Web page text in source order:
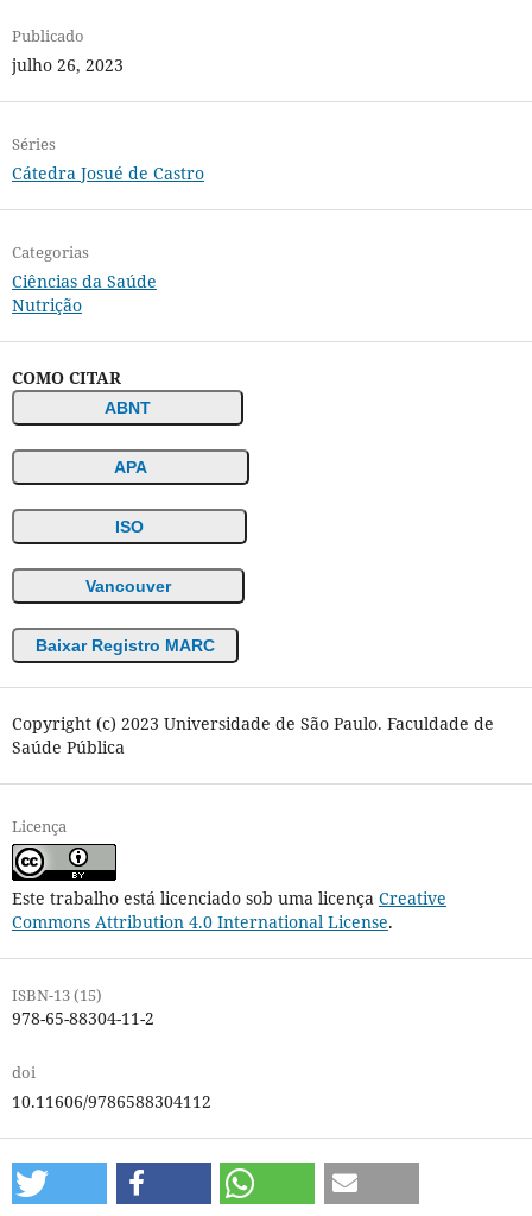
Publicado
julho 26, 2023
Séries
Cátedra Josué de Castro
Categorias
Ciências da Saúde
Nutrição
COMO CITAR
ABNT
APA
ISO
Vancouver
Baixar Registro MARC
Copyright (c) 2023 Universidade de São Paulo. Faculdade de
Saúde Pública
Licença
Este trabalho está licenciado sob uma licença Creative
Commons Attribution 4.0 International License.
ISBN-13 (15)
978-65-88304-11-2
doi
10.11606/9786588304112